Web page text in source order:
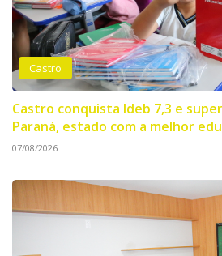
Castro
Castro conquista Ideb 7,3 e
Paraná, estado com a melhor
07/08/2026